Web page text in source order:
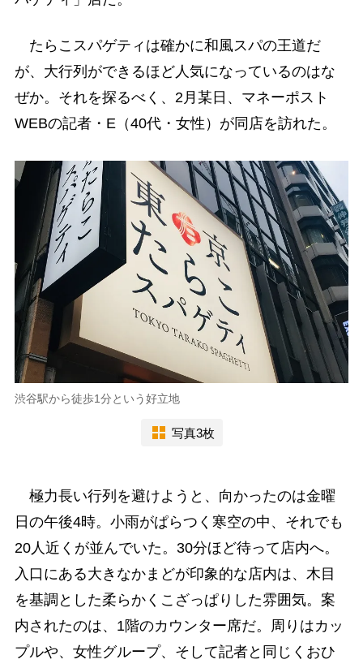
たらこスパゲティは確かに和風スパの王道だ
が、大行列ができるほど人気になっているのはな
ぜか。それを探るべく、2月某日、マネーポスト
WEBの記者・E（40代・女性）が同店を訪れた。
渋谷駅から徒歩1分という好立地
写真3枚
極力長い行列を避けようと、向かったのは金曜
日の午後4時。小雨がぱらつく寒空の中、それでも
20人近くが並んでいた。30分ほど待って店内へ。
入口にある大きなかまどが印象的な店内は、木目
を基調とした柔らかくこざっぱりした雰囲気。案
内されたのは、1階のカウンター席だ。周りはカッ
プルや、女性グループ、そして記者と同じくおひ